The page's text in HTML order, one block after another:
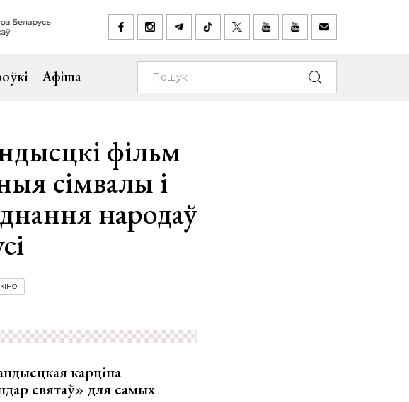
Афіша
фільм
сімвалы і
народаў
КІНО
карціна
святаў» для самых